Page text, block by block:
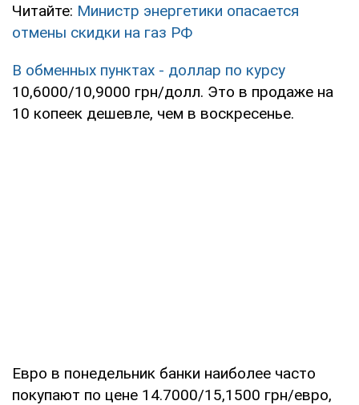
Читайте: Министр энергетики опасается
отмены скидки на газ РФ
В обменных пунктах - доллар по курсу
10,6000/10,9000 грн/долл. Это в продаже на
10 копеек дешевле, чем в воскресенье.
Евро в понедельник банки наиболее часто
покупают по цене 14.7000/15,1500 грн/евро,